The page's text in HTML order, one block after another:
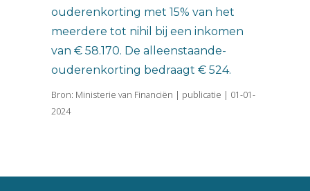
ouderenkorting met 15% van het
meerdere tot nihil bij een inkomen
van € 58.170. De alleenstaande-
ouderenkorting bedraagt € 524.
Bron: Ministerie van Financiën | publicatie | 01-01-
2024